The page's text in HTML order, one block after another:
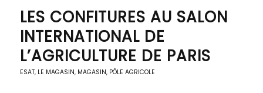
LES CONFITURES AU SALON
INTERNATIONAL DE
L’AGRICULTURE DE PARIS
ESAT, LE MAGASIN, MAGASIN, PÔLE AGRICOLE